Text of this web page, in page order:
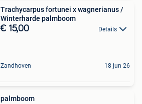
Trachycarpus fortunei x wagnerianus /
Winterharde palmboom
€ 15,00 Details
Zandhoven 18 jun 26
palmboom